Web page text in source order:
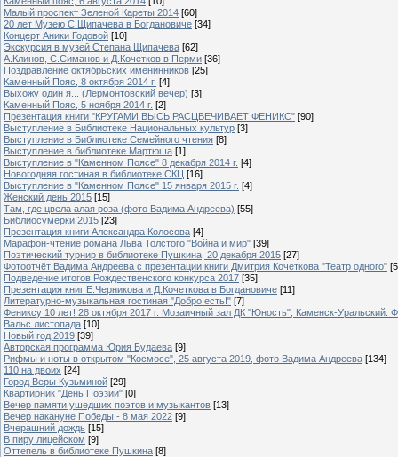
Малый проспект Зеленой Кареты 2014 [60]
20 лет Музею С.Щипачева в Богдановиче [34]
Концерт Аники Годовой [10]
Экскурсия в музей Степана Щипачева [62]
А.Клинов, С.Симанов и Д.Кочетков в Перми [36]
Поздравление октябрьских именинников [25]
Каменный Пояс, 8 октября 2014 г. [4]
Выхожу один я... (Лермонтовский вечер) [3]
Каменный Пояс, 5 ноября 2014 г. [2]
Презентация книги "КРУГАМИ ВЫСЬ РАСЦВЕЧИВАЕТ ФЕНИКС" [90]
Выступление в Библиотеке Национальных культур [3]
Выступление в Библиотеке Семейного чтения [8]
Выступление в библиотеке Мартюша [1]
Выступление в "Каменном Поясе" 8 декабря 2014 г. [4]
Новогодняя гостиная в библиотеке СКЦ [16]
Выступление в "Каменном Поясе" 15 января 2015 г. [4]
Женский день 2015 [15]
Там, где цвела алая роза (фото Вадима Андреева) [55]
Библиосумерки 2015 [23]
Презентация книги Александра Колосова [4]
Марафон-чтение романа Льва Толстого "Война и мир" [39]
Поэтический турнир в библиотеке Пушкина, 20 декабря 2015 [27]
Фотоотчёт Вадима Андреева с презентации книги Дмитрия Кочеткова "Театр одного"
Подведение итогов Рождественского конкурса 2017 [35]
Презентация книг Е.Черникова и Д.Кочеткова в Богдановиче [11]
Литературно-музыкальная гостиная "Добро есть!" [7]
Фениксу 10 лет! 28 октября 2017 г. Мозаичный зал ДК "Юность", Каменск-Уральский.
Вальс листопада [10]
Новый год 2019 [39]
Авторская программа Юрия Будаева [9]
Рифмы и ноты в открытом "Космосе", 25 августа 2019, фото Вадима Андреева [134]
110 на двоих [24]
Город Веры Кузьминой [29]
Квартирник "День Поэзии" [0]
Вечер памяти ушедших поэтов и музыкантов [13]
Вечер накануне Победы - 8 мая 2022 [9]
Вчерашний дождь [15]
В пиру лицейском [9]
Оттепель в библиотеке Пушкина [8]